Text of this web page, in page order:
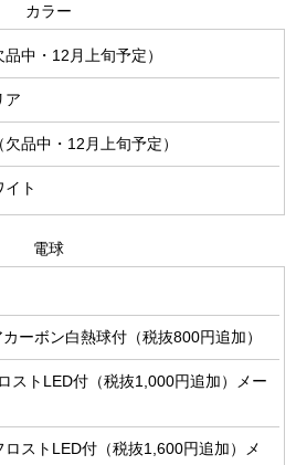
カラー
中・12月上旬予定）
ア
品中・12月上旬予定）
ト
電球
ーボン白熱球付（税抜800円追加）
ストLED付（税抜1,000円追加）メー
ストLED付（税抜1,600円追加）メ